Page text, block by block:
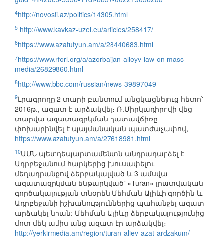
4http://novosti.az/politics/14305.html
5 http://www.kavkaz-uzel.eu/articles/258417/
6https://www.azatutyun.am/a/28440683.html
7https://www.rferl.org/a/azerbaijan-alieyv-law-on-mass-
media/26829860.html
8http://www.bbc.com/russian/news-39897049
9Լրագրողը 2 տարի բանտում անցկացնելուց հետո՝
2016թ., ազատ է արձակվել։ Ռ.Միրկադիրովի վեց
տարվա ազատազրկման դատավճիռը
փոխարինվել է պայմանական պատժաչափով,
https://www.azatutyun.am/a/27618981.html
10ԱՄՆ պետդեպարտամենտն անդրադարձել է
Ադրբեջանում հարկերից խուսափելու
մեղադրանքով ձերբակալված և 3 ամսվա
ազատազրկման ենթարկված՝ «Turan» լրատվական
գործակալության տնօրեն Մեհման Ալիևի գործին և
Ադրբեջանի իշխանություններից պահանջել ազատ
արձակել նրան: Մեհման Ալիևը ձերբակալությունից
մոտ մեկ ամիս անց ազատ էր արձակվել։
http://yerkirmedia.am/region/turan-aliev-azat-ardzakum/